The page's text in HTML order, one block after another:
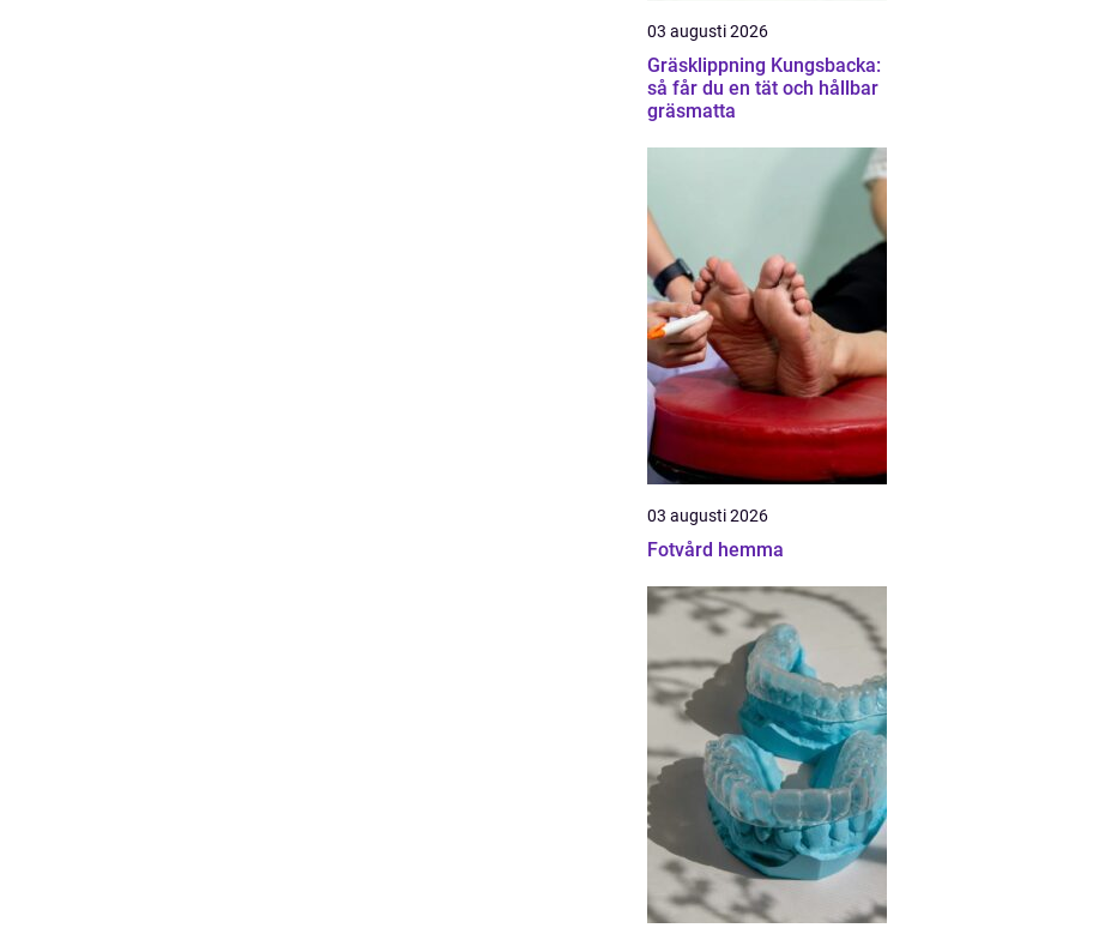
03 augusti 2026
Gräsklippning Kungsbacka:
så får du en tät och hållbar
gräsmatta
03 augusti 2026
Fotvård hemma